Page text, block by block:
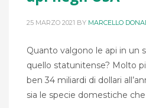
25 MARZO 2021 BY MARCELLO
Quanto valgono le api in un
quello statunitense? Molto
ben 34 miliardi di dollari
sia le specie domestiche